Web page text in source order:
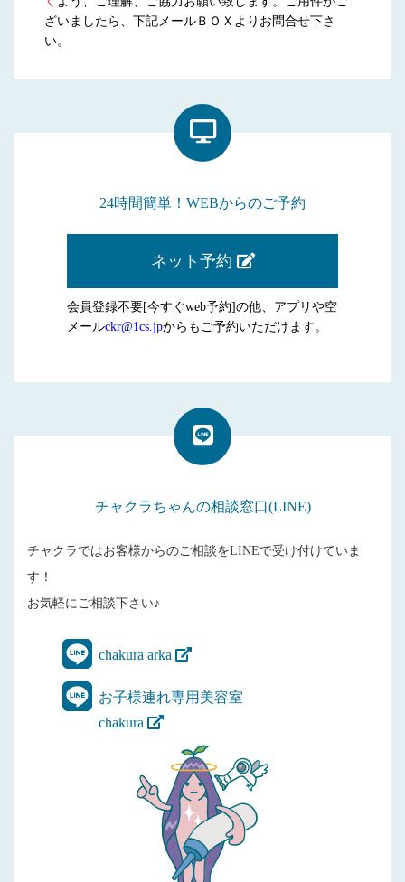
ざいましたら、下記メールＢＯＸよりお問合せ下さ
い。
24時間簡単！WEBからのご予約
ネット予約
会員登録不要[今すぐweb予約]の他、アプリや空
メールckr@1cs.jpからもご予約いただけます。
チャクラちゃんの相談窓口(LINE)
チャクラではお客様からのご相談をLINEで受け付けていま
す！
お気軽にご相談下さい♪
chakura arka
お子様連れ専用美容室
chakura